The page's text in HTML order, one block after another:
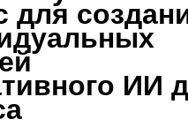
для
ИИ